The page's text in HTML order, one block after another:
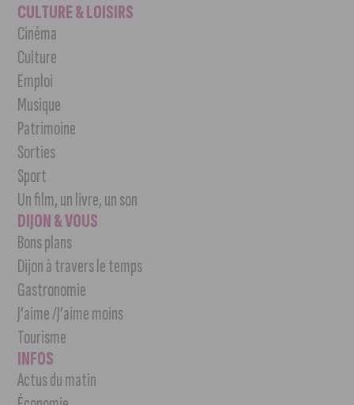
CULTURE & LOISIRS
Cinéma
Culture
Emploi
Musique
Patrimoine
Sorties
Sport
Un film, un livre, un son
DIJON & VOUS
Bons plans
Dijon à travers le temps
Gastronomie
J’aime /J’aime moins
Tourisme
INFOS
Actus du matin